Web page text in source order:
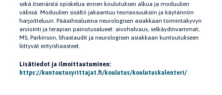
sekä itsenäistä opiskelua ennen koulutuksen alkua ja moduulien
välissä. Moduulien sisältö jakaantuu teoriaosuuksiin ja käytännön
harjoitteluun. Pääaihealueina neurologisen asiakkaan toimintakyvyn
arviointi ja terapian painotusalueet: aivohalvaus, selkäydinvammat,
MS, Parkinson, lihastaudit ja neurologisen asiakkaan kuntoutukseen
liittyvät erityishaasteet.
Lisätiedot ja ilmoittautuminen:
https://kuntoutusyrittajat.fi/koulutus/koulutuskalenteri/